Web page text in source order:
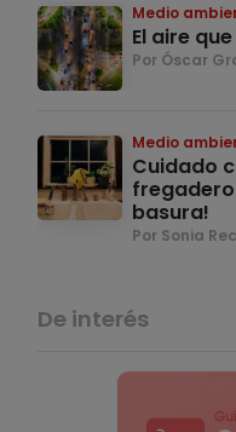
Medio
El aire
Por Óscar
Medio
Cuidado
basura!
Por Sonia
De interés